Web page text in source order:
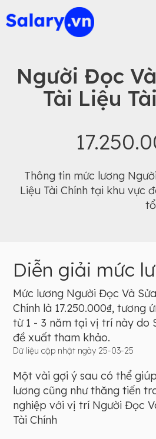
Người Đọc
Tài Liệu
Thông tin mức lương
Liệu Tài Chính tại khu vực
Diễn giải mức
Mức lương Người Đọc Và
Chính là 17.250.000₫, tương
từ 1 - 3 năm tại vị trí này do
đề xuất tham khảo.
Dữ liệu cập nhật ngày 25-03-25
Một vài gợi ý sau có thể
lương cũng như thăng tiến
nghiệp với vị trí Người Đọc
Tài Chính